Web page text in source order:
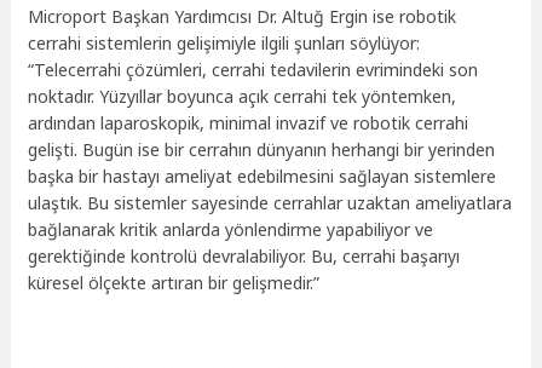
Microport Başkan Yardımcısı Dr. Altuğ Ergin ise robotik
cerrahi sistemlerin gelişimiyle ilgili şunları söylüyor:
“Telecerrahi çözümleri, cerrahi tedavilerin evrimindeki son
noktadır. Yüzyıllar boyunca açık cerrahi tek yöntemken,
ardından laparoskopik, minimal invazif ve robotik cerrahi
gelişti. Bugün ise bir cerrahın dünyanın herhangi bir yerinden
başka bir hastayı ameliyat edebilmesini sağlayan sistemlere
ulaştık. Bu sistemler sayesinde cerrahlar uzaktan ameliyatlara
bağlanarak kritik anlarda yönlendirme yapabiliyor ve
gerektiğinde kontrolü devralabiliyor. Bu, cerrahi başarıyı
küresel ölçekte artıran bir gelişmedir.”